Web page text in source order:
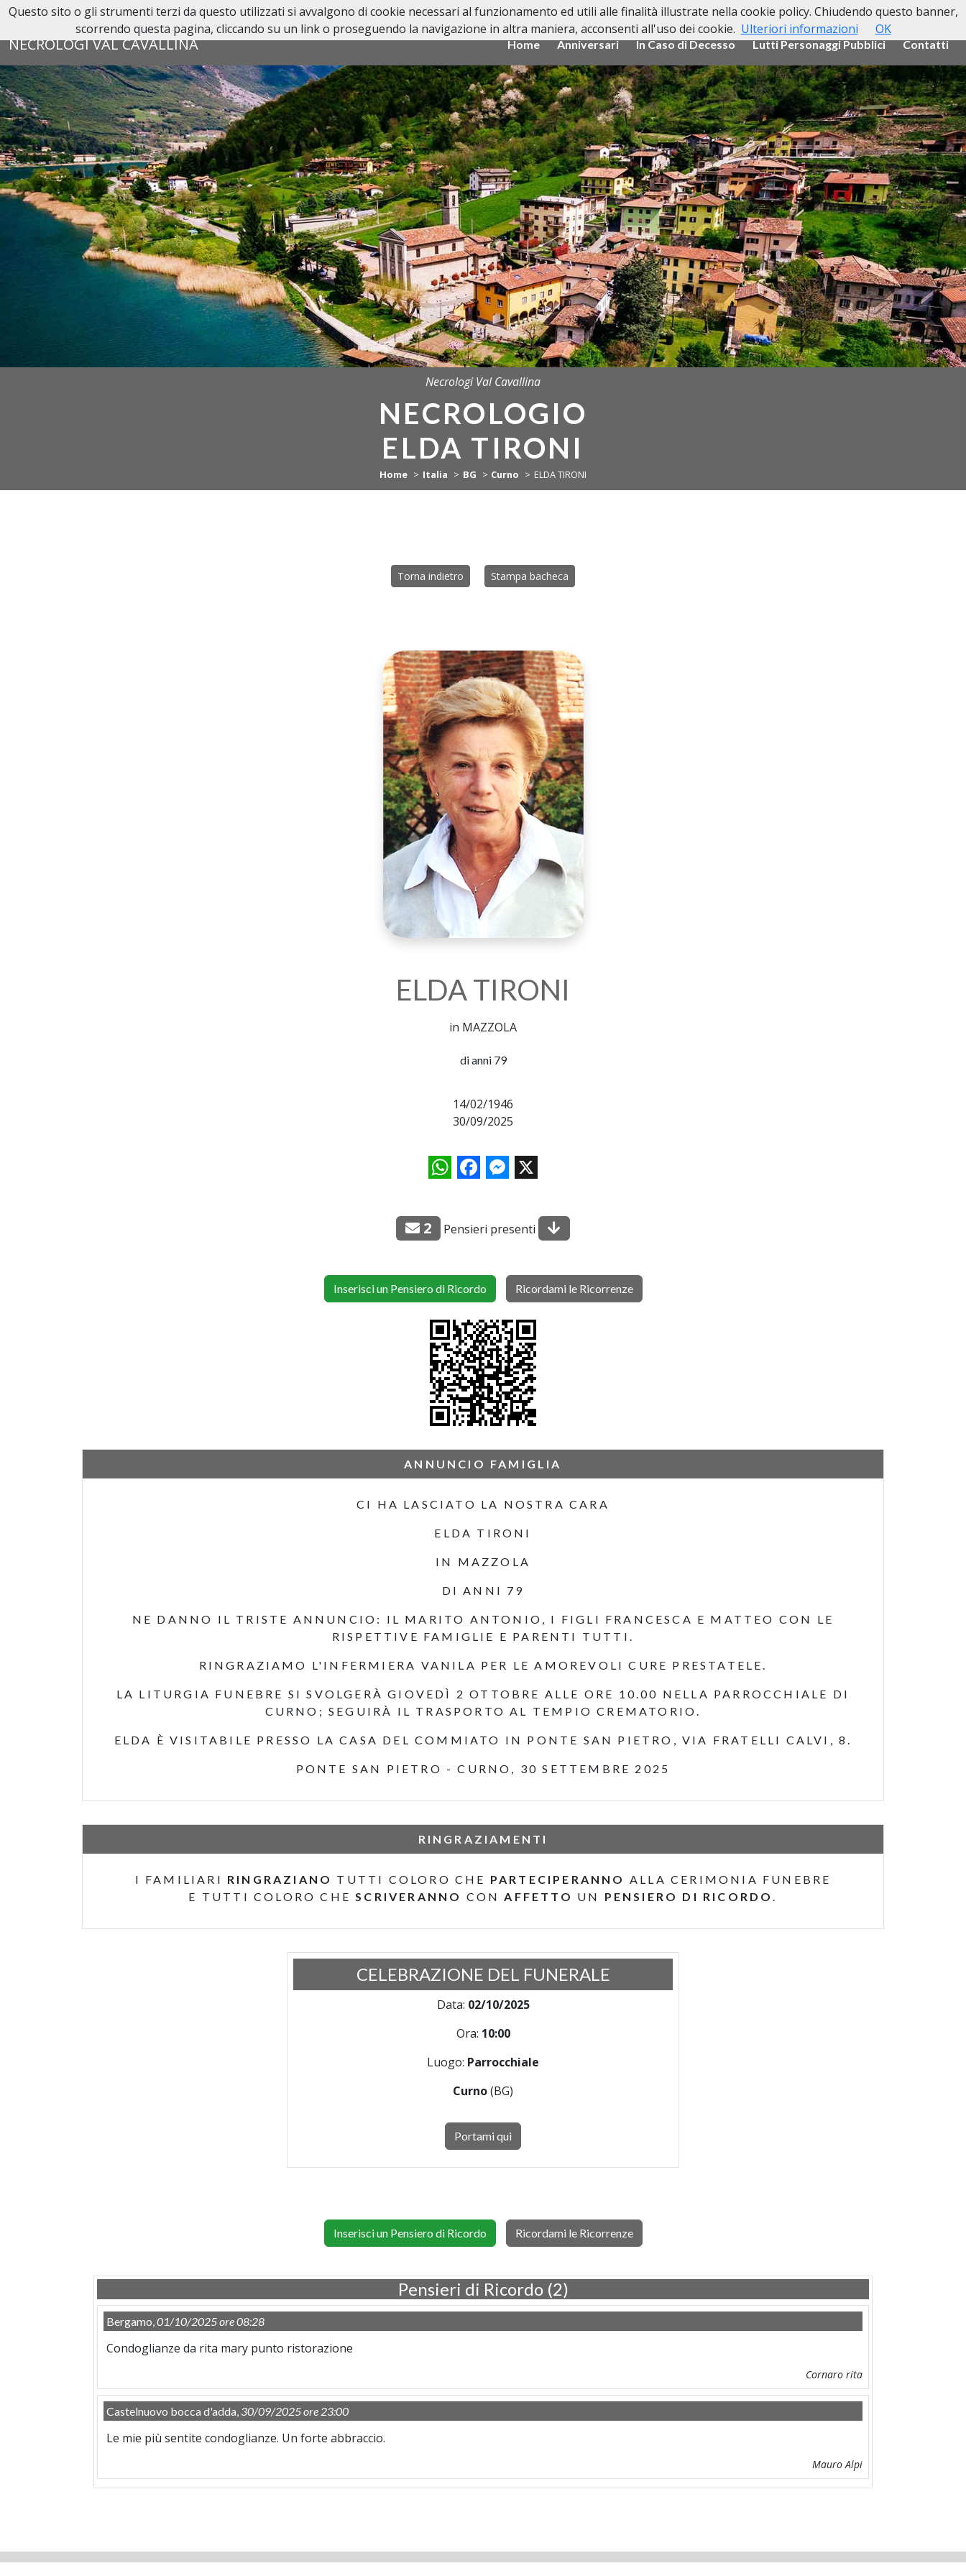
Reperibilità H24: 035 42 58 101
NECROLOGI VAL CAVALLINA Home Anniversari In Caso di Decesso Lutti Personaggi Pubblici Contatti
Necrologi Val Cavallina
NECROLOGIO
ELDA TIRONI
Home Italia BG Curno ELDA TIRONI
Torna indietro Stampa bacheca
ELDA TIRONI
in MAZZOLA
di anni 79
14/02/1946
30/09/2025
WhatsAppFacebookMessenger
X
2 Pensieri presenti
Inserisci un Pensiero di Ricordo Ricordami le Ricorrenze
ANNUNCIO FAMIGLIA
CI HA LASCIATO LA NOSTRA CARA
ELDA TIRONI
IN MAZZOLA
DI ANNI 79
NE DANNO IL TRISTE ANNUNCIO: IL MARITO ANTONIO, I FIGLI FRANCESCA E MATTEO CON LE
RISPETTIVE FAMIGLIE E PARENTI TUTTI.
RINGRAZIAMO L'INFERMIERA VANILA PER LE AMOREVOLI CURE PRESTATELE.
LA LITURGIA FUNEBRE SI SVOLGERÀ GIOVEDÌ 2 OTTOBRE ALLE ORE 10.00 NELLA PARROCCHIALE DI
CURNO; SEGUIRÀ IL TRASPORTO AL TEMPIO CREMATORIO.
ELDA È VISITABILE PRESSO LA CASA DEL COMMIATO IN PONTE SAN PIETRO, VIA FRATELLI CALVI, 8.
PONTE SAN PIETRO - CURNO, 30 SETTEMBRE 2025
RINGRAZIAMENTI
I FAMILIARI RINGRAZIANO TUTTI COLORO CHE PARTECIPERANNO ALLA CERIMONIA FUNEBRE
E TUTTI COLORO CHESCRIVERANNO CONAFFETTO UN PENSIERO DI RICORDO.
CELEBRAZIONE DEL FUNERALE
Data: 02/10/2025
Ora: 10:00
Luogo: Parrocchiale
Curno(BG)
Portami qui
Inserisci un Pensiero di Ricordo Ricordami le Ricorrenze
Pensieri di Ricordo (2)
Bergamo,01/10/2025 ore 08:28
Condoglianze da rita mary punto ristorazione
Cornaro rita
Castelnuovo bocca d'adda, 30/09/2025 ore 23:00
Le mie più sentite condoglianze. Un forte abbraccio.
Mauro Alpi
Questo sito o gli strumenti terzi da questo utilizzati si avvalgono di cookie necessari al funzionamento ed utili alle finalità illustrate nella cookie policy. Chiudendo questo banner,
scorrendo questa pagina, cliccando su un link o proseguendo la navigazione in altra maniera, acconsenti all'uso dei cookie. Ulteriori informazioni OK